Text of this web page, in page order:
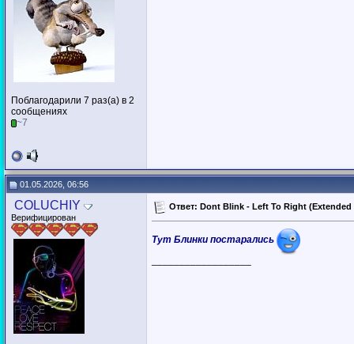
Поблагодарили 7 раз(а) в 2
сообщениях
~7
01.05.2026, 06:56
COLUCHIY
Верифицирован
Ответ: Dont Blink - Left To Right (Extended
Тут Блинки постарались